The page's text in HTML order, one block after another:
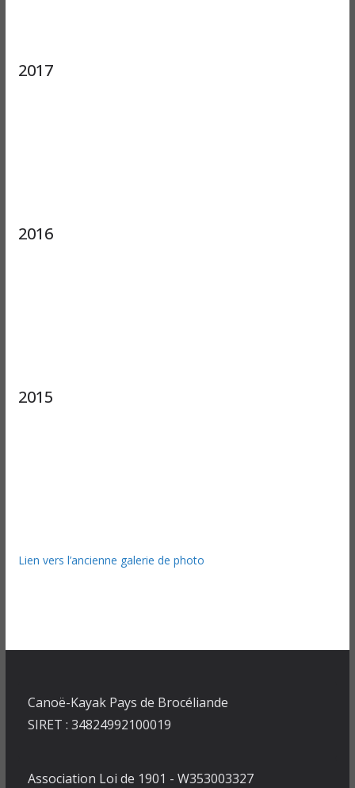
2017
2016
2015
Lien vers l’ancienne galerie de photo
Canoë-Kayak Pays de Brocéliande
SIRET : 34824992100019
Association Loi de 1901 - W353003327